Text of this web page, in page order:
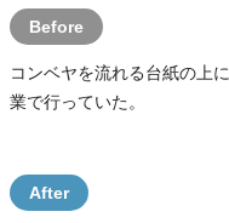
Before
コンベヤを流れる台紙の上
業で行っていた。
After